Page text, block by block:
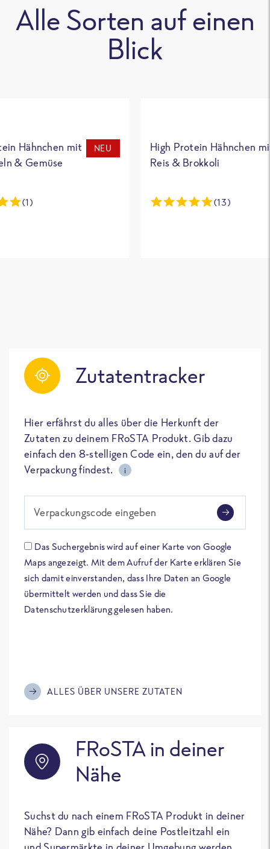
Alle Sorten auf einen
Blick
Hähnchen mit
& Gemüse
NEU
(1)
High Protein Hähnchen
Reis & Brokkoli
(13)
Zutatentracker
Hier erfährst du alles über die Herkunft der
Zutaten zu deinem FRoSTA Produkt. Gib dazu
einfach den 8-stelligen Code ein, den du auf der
Verpackung findest.
i
Verpackungscode eingeben
Das Suchergebnis wird auf einer Karte von Google
Maps angezeigt. Mit dem Aufruf der Karte erklären Sie
sich damit einverstanden, dass Ihre Daten an Google
übermittelt werden und dass Sie die
Datenschutzerklärung gelesen haben.
ALLES ÜBER UNSERE ZUTATEN
FRoSTA in deiner
Nähe
Suchst du nach einem FRoSTA Produkt in deiner
Nähe? Dann gib einfach deine Postleitzahl ein